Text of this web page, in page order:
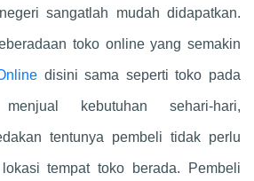
sangatlah mudah didapatkan.
toko online yang semakin
disini sama seperti toko pada
kebutuhan sehari-hari,
tentunya pembeli tidak perlu
tempat toko berada. Pembeli